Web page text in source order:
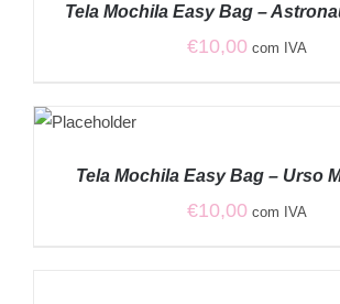
DETALHES
Tela Mochila Easy Bag –
€10,00 com IVA
DETALHES
Tela Mochila Easy Bag – Urso
€10,00 com IVA